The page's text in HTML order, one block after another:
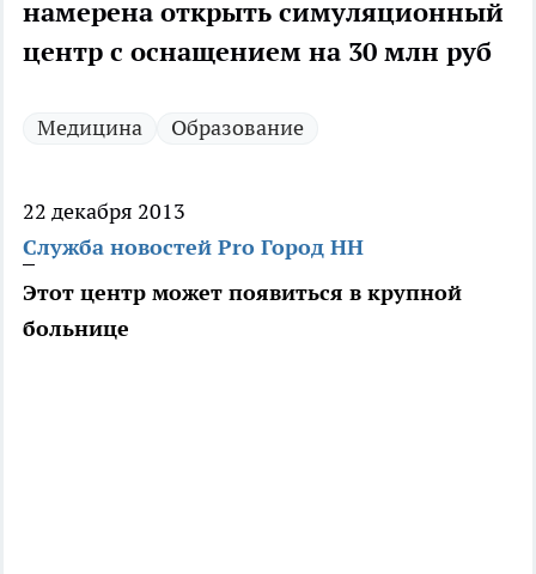
намерена открыть симуляционный
центр с оснащением на 30 млн руб
Медицина Образование
22 декабря 2013
Служба новостей Pro Город НН
Этот центр может появиться в крупной
больнице